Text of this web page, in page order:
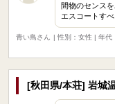
間物のセンス
エスコートす
青い鳥さん
| 性別：女性 | 年代
[秋田県/本荘] 岩城